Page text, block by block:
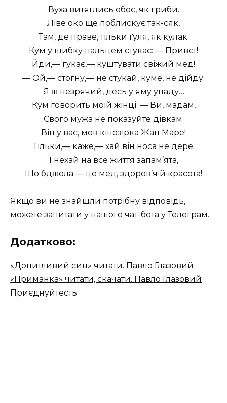
Вуха витяглись обоє, як гриби.
Ліве око ще поблискує так-сяк,
Там, де праве, тільки ґуля, як кулак.
Кум у шибку пальцем стукає: — Привєт!
Йди,— гукає,— куштувати свіжий мед!
— Ой,— стогну,— не стукай, куме, не дійду.
Я ж незрячий, десь у яму упаду…
Кум говорить моїй жінці: — Ви, мадам,
Свого мужа не показуйте дівкам.
Він у вас, мов кінозірка Жан Маре!
Тільки,— каже,— хай він носа не дере.
І нехай на все життя запам’ята,
Що бджола — це мед, здоров’я й красота!
Якщо ви не знайшли потрібну відповідь,
можете запитати у нашого чат-бота у Телеграм.
Додатково:
«Допитливий син» читати. Павло Глазовий
«Приманка» читати, скачати. Павло Глазовий
Приєднуйтесть: